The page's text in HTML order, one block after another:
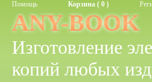
Помощь Корзина ( 0 )
ANY-BOOK
Изготовление
копий любых